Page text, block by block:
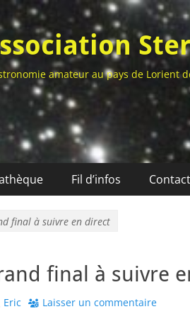
amateur au pays de Lorient
Fil d’infos Contact
final à suivre en direct
final à suivre
Eric Laisser un commentaire